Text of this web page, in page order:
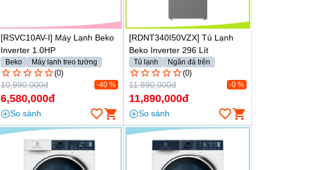
[RSVC10AV-I] Máy Lạnh Beko
Inverter 1.0HP
Beko Máy lạnh treo tường
(0)
10,990,000đ -40 %
6,580,000đ
So sánh
[RDNT340I50VZX] Tủ Lạnh
Beko Inverter 296 Lít
Tủ lạnh Ngăn đá trên
(0)
11,890,000đ -0 %
11,890,000đ
So sánh